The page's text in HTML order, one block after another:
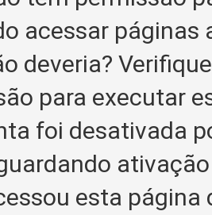
acessar páginas
deveria?
para executar
foi desativada
esta